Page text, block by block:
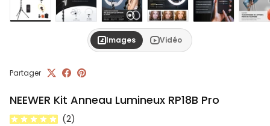
Images Vidéo
Partager
NEEWER Kit Anneau Lumineux RP18B Pro
(2)